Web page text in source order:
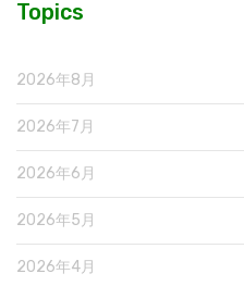
Topics
2026年8月
2026年7月
2026年6月
2026年5月
2026年4月